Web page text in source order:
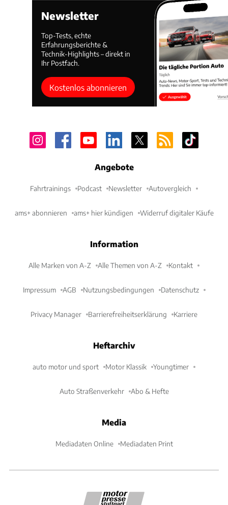
Newsletter
Top-Tests, echte
Erfahrungsberichte &
Technik-Highlights – direkt in
Ihr Postfach.
Kostenlos abonnieren
Angebote
Fahrtrainings Podcast Newsletter Autovergleich
ams+ abonnieren ams+ hier kündigen Widerruf digitaler Käufe
Information
Alle Marken von A-Z Alle Themen von A-Z Kontakt
Impressum AGB Nutzungsbedingungen Datenschutz
Privacy Manager Barrierefreiheitserklärung Karriere
Heftarchiv
auto motor und sport Motor Klassik Youngtimer
Auto Straßenverkehr Abo & Hefte
Media
Mediadaten Online Mediadaten Print